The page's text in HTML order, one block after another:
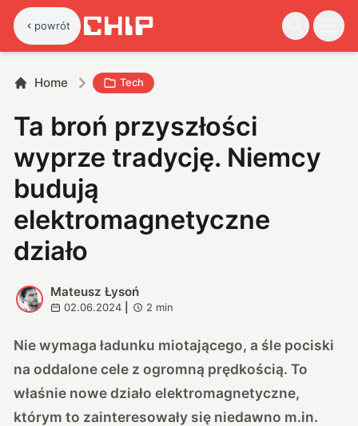
powrót
Home Tech
Ta broń przyszłości
wyprze tradycję. Niemcy
budują
elektromagnetyczne
działo
M
Mateusz Łysoń
02.06.2024 2 min
Nie wymaga ładunku miotającego, a śle pociski
na oddalone cele z ogromną prędkością. To
właśnie nowe działo elektromagnetyczne,
którym to zainteresowały się niedawno m.in.